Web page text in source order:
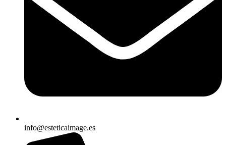
info@esteticaimage.es